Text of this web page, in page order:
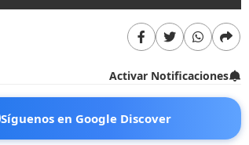
Activar Notificaciones
Síguenos en Google Discover